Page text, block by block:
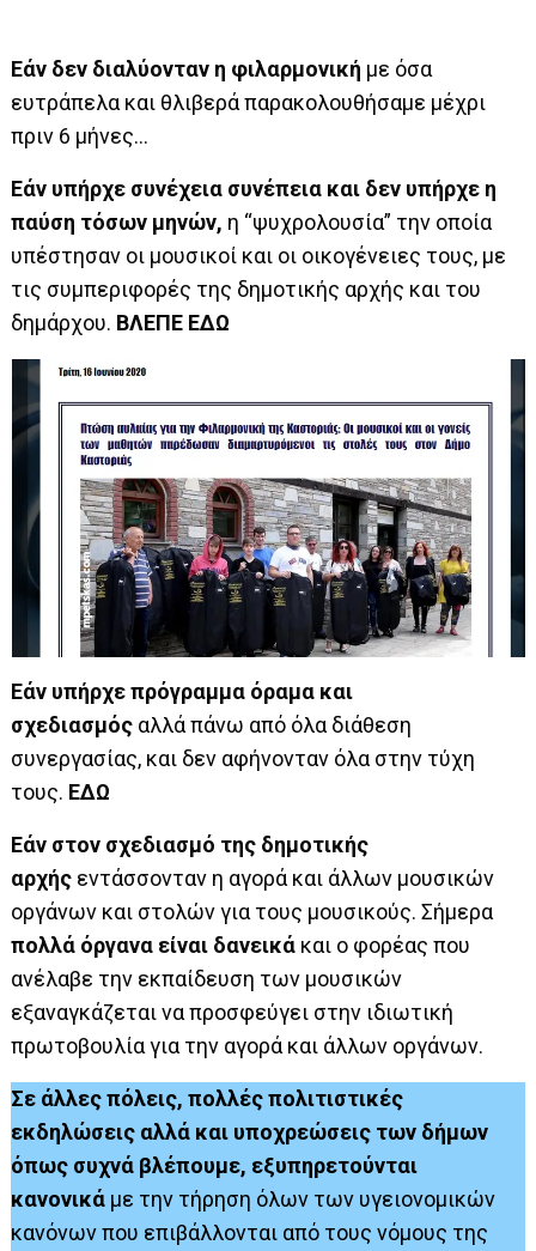
Εάν δεν διαλύονταν η φιλαρμονική με όσα
ευτράπελα και θλιβερά παρακολουθήσαμε μέχρι
πριν 6 μήνες…
Εάν υπήρχε συνέχεια συνέπεια και δεν υπήρχε η
παύση τόσων μηνών, η “ψυχρολουσία” την οποία
υπέστησαν οι μουσικοί και οι οικογένειες τους, με
τις συμπεριφορές της δημοτικής αρχής και του
δημάρχου. ΒΛΕΠΕ ΕΔΩ
Εάν υπήρχε πρόγραμμα όραμα και
σχεδιασμός αλλά πάνω από όλα διάθεση
συνεργασίας, και δεν αφήνονταν όλα στην τύχη
τους. ΕΔΩ
Εάν στον σχεδιασμό της δημοτικής
αρχής εντάσσονταν η αγορά και άλλων μουσικών
οργάνων και στολών για τους μουσικούς. Σήμερα
πολλά όργανα είναι δανεικά και ο φορέας που
ανέλαβε την εκπαίδευση των μουσικών
εξαναγκάζεται να προσφεύγει στην ιδιωτική
πρωτοβουλία για την αγορά και άλλων οργάνων.
Σε άλλες πόλεις, πολλές πολιτιστικές
εκδηλώσεις αλλά και υποχρεώσεις των δήμων
όπως συχνά βλέπουμε, εξυπηρετούνται
κανονικά με την τήρηση όλων των υγειονομικών
κανόνων που επιβάλλονται από τους νόμους της